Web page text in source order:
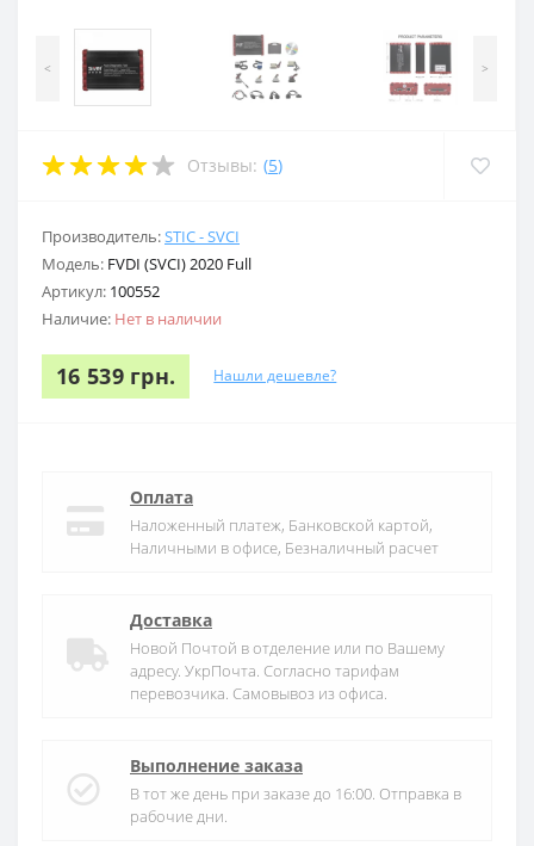
< >
Отзывы: (5)
Производитель:STIC - SVCI
Модель: FVDI (SVCI) 2020 Full
Артикул: 100552
Наличие: Нет в наличии
16 539 грн. Нашли дешевле?
Оплата
Наложенный платеж, Банковской картой,
Наличными в офисе, Безналичный расчет
Доставка
Новой Почтой в отделение или по Вашему
адресу. УкрПочта. Согласно тарифам
перевозчика. Самовывоз из офиса.
Выполнение заказа
В тот же день при заказе до 16:00. Отправка в
рабочие дни.